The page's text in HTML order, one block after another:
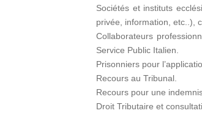
Sociétés et instituts
privée, information, etc..),
Collaborateurs
Service Public Italien.
Prisonniers pour
Recours au Tribunal.
Recours pour une
Droit Tributaire et